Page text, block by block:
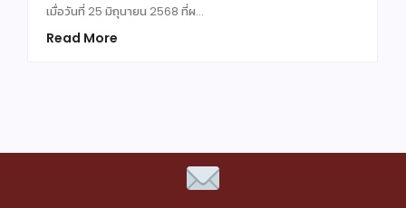
เมื่อวันที่ 25 มิถุนายน 2568 ที่ผ…
Read More